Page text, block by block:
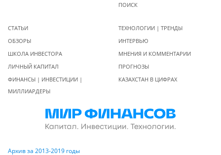
ПОИСК
СТАТЬИ
ОБЗОРЫ
ШКОЛА ИНВЕСТОРА
ЛИЧНЫЙ КАПИТАЛ
ФИНАНСЫ | ИНВЕСТИЦИИ |
МИЛЛИАРДЕРЫ
ТЕХНОЛОГИИ | ТРЕНДЫ
ИНТЕРВЬЮ
МНЕНИЯ И КОММЕНТАРИИ
ПРОГНОЗЫ
КАЗАХСТАН В ЦИФРАХ
Архив за 2013-2019 годы